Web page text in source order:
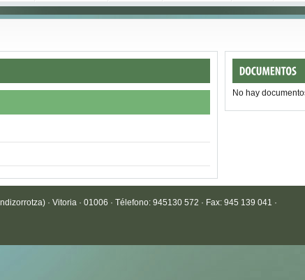
No hay
· Vitoria · 01006 · Télefono: 945130 572 · Fax: 945 139 041 ·